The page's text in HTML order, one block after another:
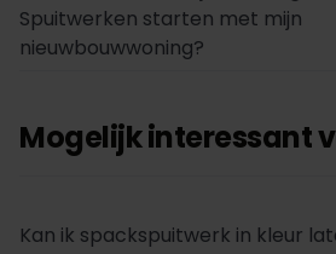
Mogelijk interessant
Spuitwerken starten met mijn
nieuwbouwwoning?
Kan ik spackspuitwerk in kleur